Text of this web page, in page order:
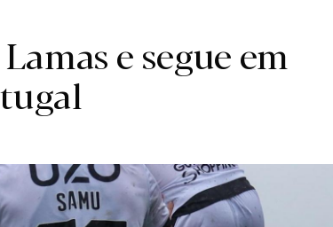
e segue em